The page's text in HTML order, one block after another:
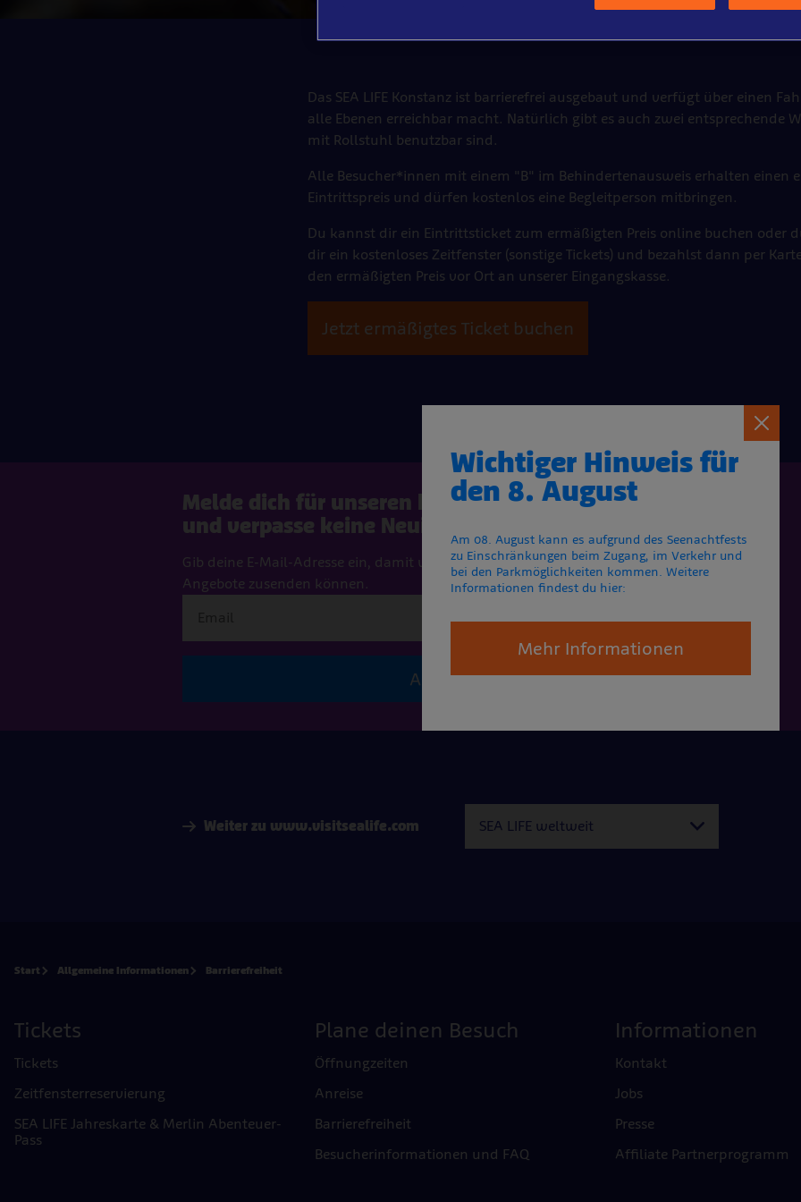
Das SEA LIFE Konstanz ist barrierefrei ausgebaut und verfügt über einen
alle Ebenen erreichbar macht. Natürlich gibt es auch zwei entsprechende
mit Rollstuhl benutzbar sind.
Alle Besucher*innen mit einem "B" im Behindertenausweis erhalten einen
Eintrittspreis und dürfen kostenlos eine Begleitperson mitbringen.
Du kannst dir ein Eintrittsticket zum ermäßigten Preis online buchen oder
dir ein kostenloses Zeitfenster (sonstige Tickets) und bezahlst dann per
den ermäßigten Preis vor Ort an unserer Eingangskasse.
Jetzt ermäßigtes Ticket buchen
Melde dich für unseren kostenlosen Newsletter an
und verpasse keine Neuigkeiten mehr!
Gib deine E-Mail-Adresse ein, damit wir dir die neuesten Informationen und
Angebote zusenden können.
Absenden
Weiter zu www.visitsealife.com SEA LIFE weltweit
Start Allgemeine Informationen Barrierefreiheit
Tickets
Tickets
Zeitfensterreservierung
SEA LIFE Jahreskarte & Merlin Abenteuer-
Pass
Plane deinen Besuch
Öffnungzeiten
Anreise
Barrierefreiheit
Besucherinformationen und FAQ
Informationen
Kontakt
Jobs
Presse
Affiliate Partnerprogramm
Wichtiger Hinweis für
den 8. August
Am 08. August kann es aufgrund des Seenachtfests
zu Einschränkungen beim Zugang, im Verkehr und
bei den Parkmöglichkeiten kommen. Weitere
Informationen findest du hier:
Mehr Informationen